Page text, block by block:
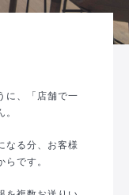
に、「店舗で一
なる分、お客様
です。